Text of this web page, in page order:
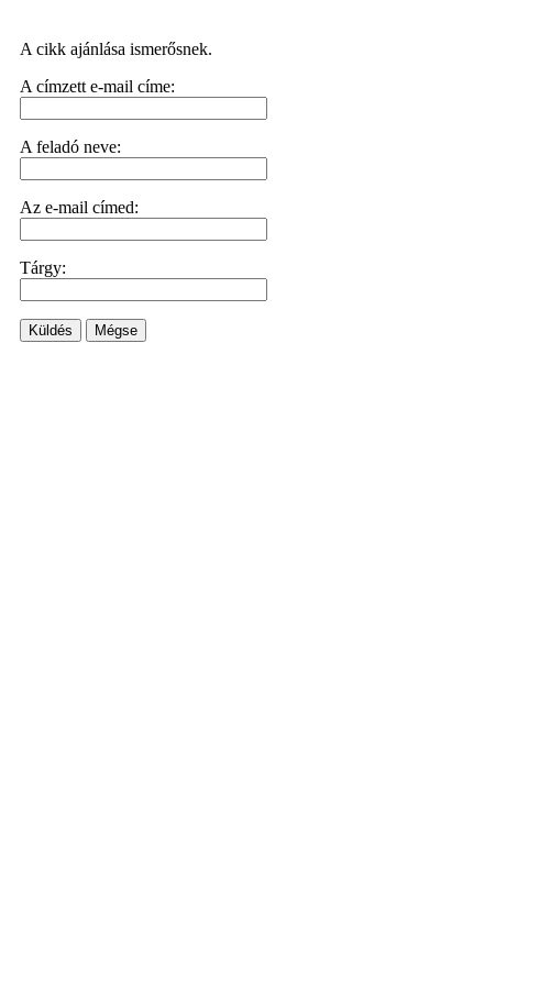
A cikk ajánlása ismerősnek.
A címzett e-mail címe:
A feladó neve:
Az e-mail címed:
Tárgy:
Küldés Mégse